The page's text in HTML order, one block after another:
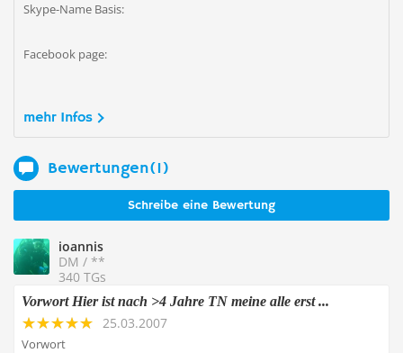
Skype-Name Basis:
Facebook page:
mehr Infos
Bewertungen(1)
Schreibe eine Bewertung
ioannis
DM / **
340 TGs
Vorwort Hier ist nach >4 Jahre TN meine alle erst ...
25.03.2007
Vorwort